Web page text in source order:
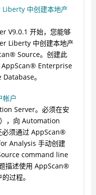
中创建本地产
V9.0.1 开始，您能够
Liberty 中创建本地产
® Source。创建此
AppScan® Enterprise
Database。
户
Server。必须在安
，向 Automation
必须通过 AppScan®
Analysis 手动创建
command line
描述使用 AppScan®
过程。